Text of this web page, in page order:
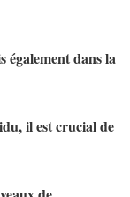
également dans la
il est crucial de